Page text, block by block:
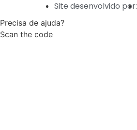
Site desenvolvido por:
Precisa de ajuda?
Scan the code